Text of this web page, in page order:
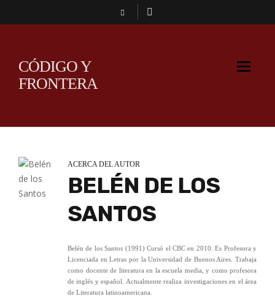
CÓDIGO Y
FRONTERA
ACERCA DEL AUTOR
BELÉN DE LOS
SANTOS
Belén de los Santos (1991) Cursó el CBC en 2010. Es Profesora y
Licenciada en Letras por la Universidad de Buenos Aires. Trabaja
como docente de literatura en la escuela media, y como profesora
de inglés y español. Actualmente realiza investigaciones en el área
de Literatura latinoamericana.